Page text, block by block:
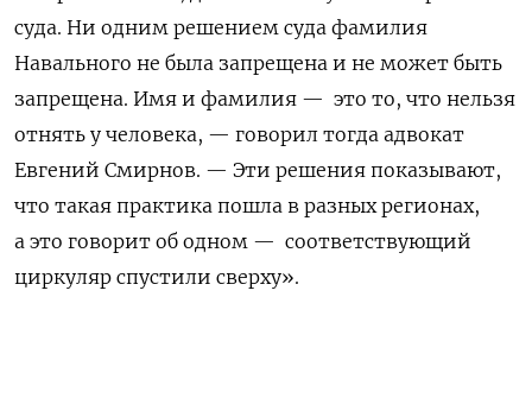
суда. Ни одним решением суда фамилия
Навального не была запрещена и не может быть
запрещена. Имя и фамилия — это то, что нельзя
отнять у человека, — говорил тогда адвокат
Евгений Смирнов. — Эти решения показывают,
что такая практика пошла в разных регионах,
а это говорит об одном — соответствующий
циркуляр спустили сверху».